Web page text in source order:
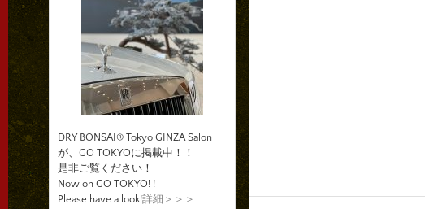
DRY BONSAI® Tokyo GINZA Salon
が、GO TOKYOに掲載中！！
是非ご覧ください！
Now on GO TOKYO! !
Please have a look!詳細＞＞＞